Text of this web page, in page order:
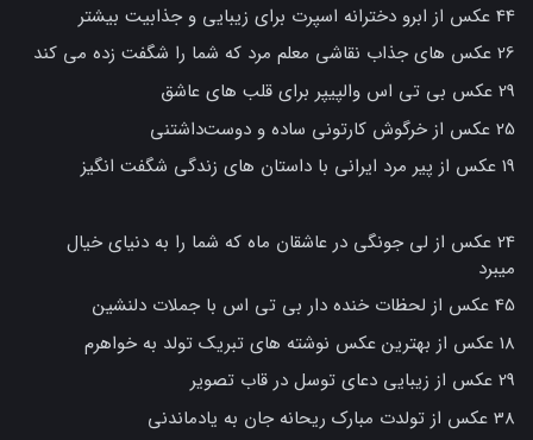
44 عکس از ابرو دخترانه اسپرت برای زیبایی و جذابیت بیشتر
26 عکس های جذاب نقاشی معلم مرد که شما را شگفت زده می کند
29 عکس بی تی اس والپیپر برای قلب های عاشق
25 عکس از خرگوش کارتونی ساده و دوست‌داشتنی
19 عکس از پیر مرد ایرانی با داستان های زندگی شگفت انگیز
24 عکس از لی جونگی در عاشقان ماه که شما را به دنیای خیال
میبرد
45 عکس از لحظات خنده دار بی تی اس با جملات دلنشین
18 عکس از بهترین عکس نوشته های تبریک تولد به خواهرم
29 عکس از زیبایی دعای توسل در قاب تصویر
38 عکس از تولدت مبارک ریحانه جان به یادماندنی